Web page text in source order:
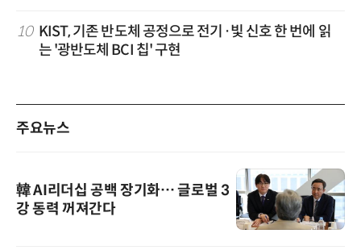
10 KIST, 기존 반도체 공정으로 전기·빛 신호 한 번에 읽
는 '광반도체 BCI 칩' 구현
주요뉴스
韓 AI리더십 공백 장기화… 글로벌 3
강 동력 꺼져간다